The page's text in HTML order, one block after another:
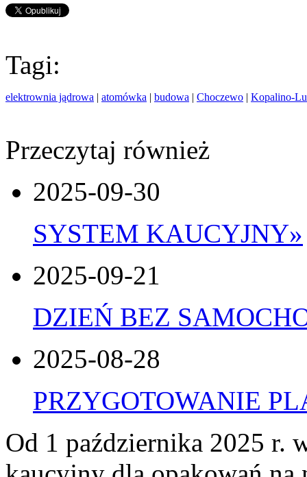
Tagi:
elektrownia jądrowa | atomówka | budowa | Choczewo | Kopalino-
Przeczytaj również
2025-09-30
SYSTEM KAUCYJNY»
2025-09-21
DZIEŃ BEZ
2025-08-28
PRZYGOTOWANIE
Od 1 października 2025 r.